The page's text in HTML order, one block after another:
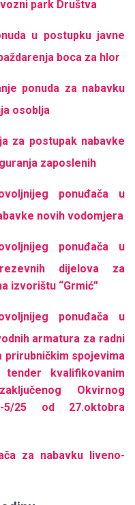
park Društva
u postupku javne
boca za hlor
ponuda za nabavku
osoblja
za postupak nabavke
zaposlenih
ponuđača u
novih vodomjera
ponuđača u
dijelova za
izvorištu “Grmić”
ponuđača u
armatura za radni
prirubničkim spojevima
kvalifikovanim
Okvirnog
5/25 od 27.oktobra
za nabavku liveno-